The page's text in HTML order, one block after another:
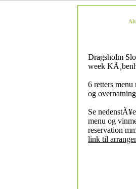
Dragsholm
week
6 retters
og
Se
menu og
reservation
link til